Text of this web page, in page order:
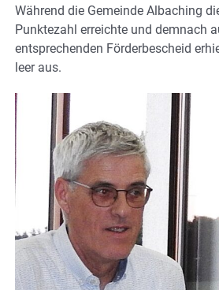
Während die Gemeinde Albaching
Punktezahl erreichte und demnach
entsprechenden Förderbescheid
leer aus.